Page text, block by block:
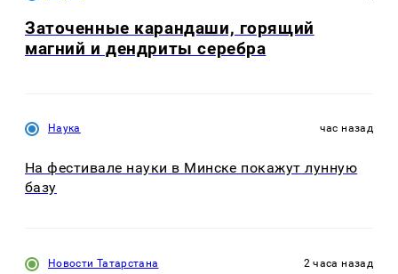
Заточенные карандаши, горящий
магний и дендриты серебра
Наука час назад
На фестивале науки в Минске покажут лунную
базу
Новости Татарстана 2 часа назад